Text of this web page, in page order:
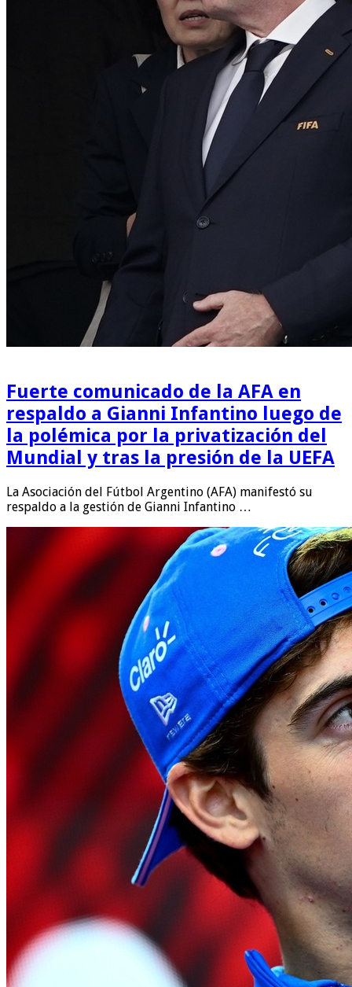
Fuerte comunicado de la AFA en
respaldo a Gianni Infantino luego de
la polémica por la privatización del
Mundial y tras la presión de la UEFA
La Asociación del Fútbol Argentino (AFA) manifestó su
respaldo a la gestión de Gianni Infantino …